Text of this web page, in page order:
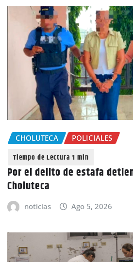
CHOLUTECA POLICIALES
Por el delito de estafa
Choluteca
noticias Ago 5, 2026